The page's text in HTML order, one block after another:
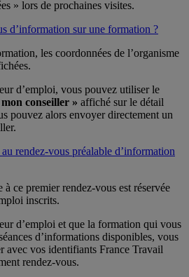
» lors de prochaines visites.
d’information sur une formation ?
les coordonnées de l’organisme
d’emploi, vous pouvez utiliser le
conseiller » affiché sur le détail
pouvez alors envoyer directement un
rendez-vous préalable d’information
ce premier rendez-vous est réservée
inscrits.
d’emploi et que la formation qui vous
d’informations disponibles, vous
avec vos identifiants France Travail
rendez-vous.